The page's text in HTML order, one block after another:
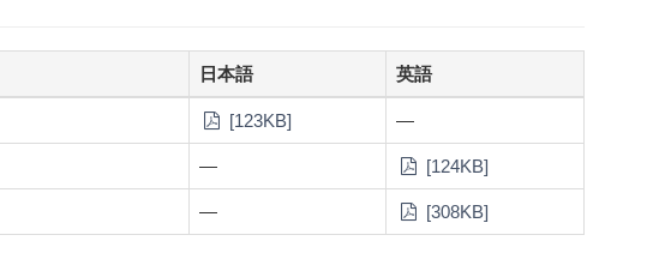
日本語 英語
[123KB] —
— [124KB]
— [308KB]